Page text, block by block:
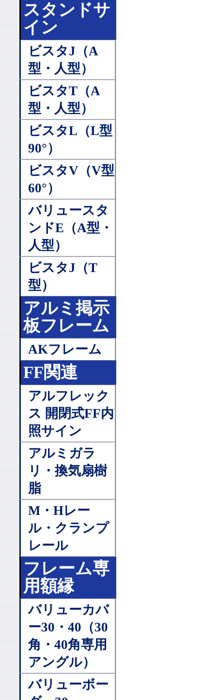
スタンドサ
イン
ビスタJ（A
型・人型）
ビスタT（A
型・人型）
ビスタL（L型
90°）
ビスタV（V型
60°）
バリュースタ
ンドE（A型・
人型）
ビスタJ（T
型）
アルミ掲示
板フレーム
AKフレーム
FF関連
アルフレック
ス 開閉式FF内
照サイン
アルミガラ
リ・換気扇樹
脂
M・Hレー
ル・クランプ
レール
フレーム専
用額縁
バリューカバ
ー30・40（30
角・40角専用
アングル）
バリューボー